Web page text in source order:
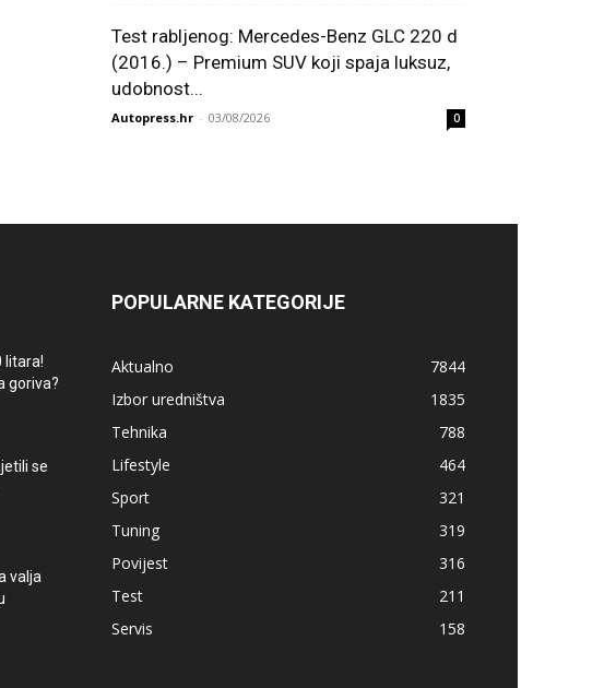
Test rabljenog: Mercedes-Benz GLC 220 d
(2016.) – Premium SUV koji spaja luksuz,
udobnost...
Autopress.hr - 03/08/2026 0
litara!
goriva?
se
valja
POPULARNE KATEGORIJE
Aktualno
7844
Izbor uredništva
1835
Tehnika
788
Lifestyle
464
Sport
321
Tuning
319
Povijest
316
Test
211
Servis
158